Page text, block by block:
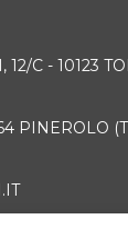
C - 10123
PINEROLO